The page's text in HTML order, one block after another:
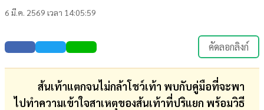
6 มี.ค. 2569 เวลา 14:05:59
คัดลอกลิงก์
ส้นเท้าแตกจนไม่กล้าโชว์เท้า พบกับคู่มือที่จะพา
ไปทำความเข้าใจสาเหตุของส้นเท้าที่ปริแยก พร้อมวิธี
บันเทิง
ตรวจ
หวย
บอล